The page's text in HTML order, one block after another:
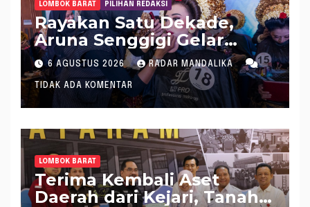
LOMBOK BARAT PILIHAN REDAKSI
Rayakan Satu Dekade,
Aruna Senggigi Gelar
Aruna Makeup Artist
Competition 2026
6 AGUSTUS 2026 RADAR MANDALIKA
TIDAK ADA KOMENTAR
LOMBOK BARAT
Terima Kembali Aset
Daerah dari Kejari, Tanah